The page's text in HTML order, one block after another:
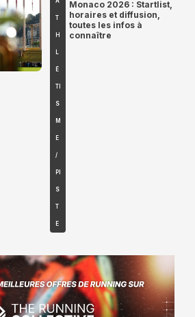
T
H
É
TI
S
M
E
/
PI
S
T
E
Monaco 2026 : Startlist,
horaires et diffusion,
toutes les infos à
connaître